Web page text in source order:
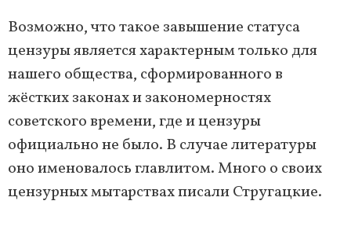
Возможно, что такое завышение статуса
цензуры является характерным только для
нашего общества, сформированного в
жёстких законах и закономерностях
советского времени, где и цензуры
официально не было. В случае литературы
оно именовалось главлитом. Много о своих
цензурных мытарствах писали Стругацкие.